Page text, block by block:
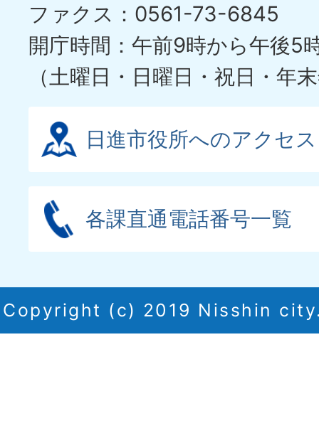
ファクス：0561-73-6845
開庁時間：午前9時から午後5
（土曜日・日曜日・祝日・年
日進市役所へのアクセス
各課直通電話番号一覧
Copyright (c) 2019 Nisshin